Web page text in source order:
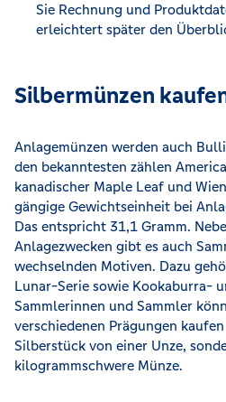
Sie Rechnung und
erleichtert später den
Silbermünzen
Anlagemünzen werden auch
den bekanntesten zählen
kanadischer Maple Leaf und
gängige Gewichtseinheit bei
Das entspricht 31,1 Gramm.
Anlagezwecken gibt es auch
wechselnden Motiven. Dazu
Lunar-Serie sowie Kookaburra-
Sammlerinnen und Sammler
verschiedenen Prägungen
Silberstück von einer Unze,
kilogrammschwere Münze.